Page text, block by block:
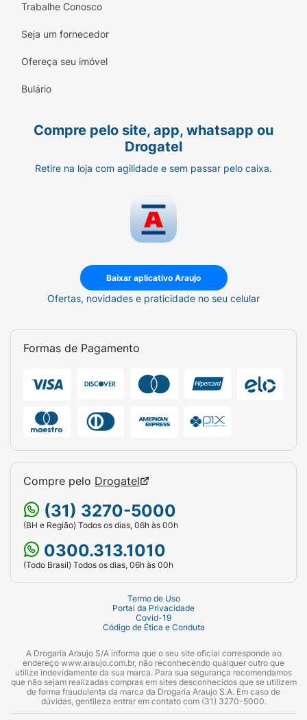
Trabalhe Conosco
Seja um fornecedor
Ofereça seu imóvel
Bulário
Compre pelo site, app, whatsapp ou
Drogatel
Retire na loja com agilidade e sem passar pelo caixa.
Baixar aplicativo Araujo
Ofertas, novidades e praticidade no seu celular
Formas de Pagamento
Compre pelo Drogatel
(31) 3270-5000
(BH e Região) Todos os dias, 06h às 00h
0300.313.1010
(Todo Brasil) Todos os dias, 06h às 00h
Termo de Uso
Portal da Privacidade
Covid-19
Código de Ética e Conduta
A Drogaria Araujo S/A informa que o seu site oficial corresponde ao
endereço www.araujo.com.br, não reconhecendo qualquer outro que
utilize indevidamente da sua marca. Para sua segurança recomendamos
que não sejam realizadas compras em sites desconhecidos que se utilizem
de forma fraudulenta da marca da Drogaria Araujo S.A. Em caso de
dúvidas, gentileza entrar em contato com (31) 3270-5000.